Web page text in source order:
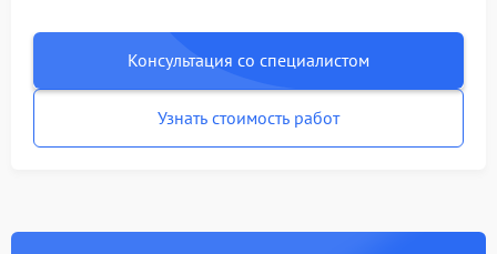
Консультация со специалистом
Узнать стоимость работ